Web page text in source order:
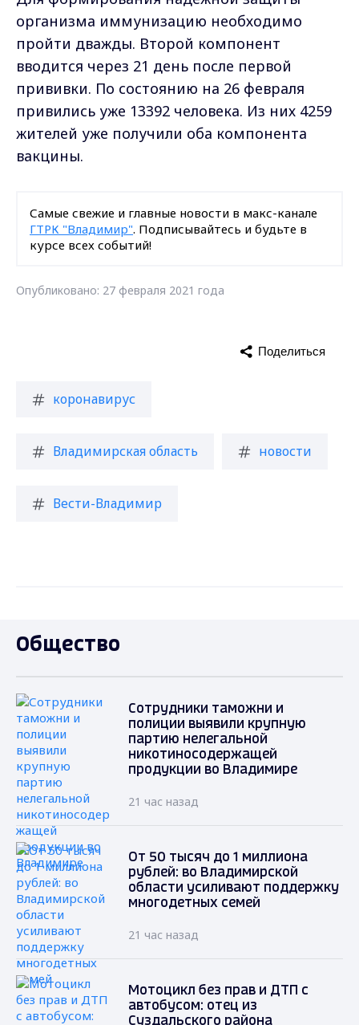
организма иммунизацию необходимо
пройти дважды. Второй компонент
вводится через 21 день после первой
прививки. По состоянию на 26 февраля
привились уже 13392 человека. Из них 4259
жителей уже получили оба компонента
вакцины.
Самые свежие и главные новости в макс-канале
ГТРК "Владимир". Подписывайтесь и будьте в
курсе всех событий!
Опубликовано: 27 февраля 2021 года
коронавирус
Владимирская область новости
Вести-Владимир
Поделиться
Общество
Сотрудники таможни и
полиции выявили крупную
партию нелегальной
никотиносодержащей
продукции во Владимире
21 час назад
От 50 тысяч до 1 миллиона
рублей: во Владимирской
области усиливают поддержку
многодетных семей
21 час назад
Мотоцикл без прав и ДТП с
автобусом: отец из
Суздальского района